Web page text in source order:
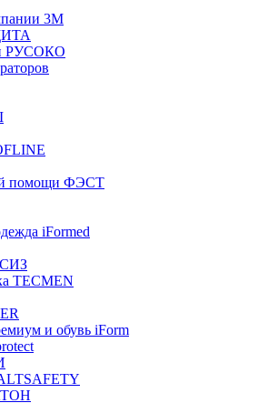
3M
РУСОКО
помощи ФЭСТ
iFormed
TECMEN
и обувь iForm